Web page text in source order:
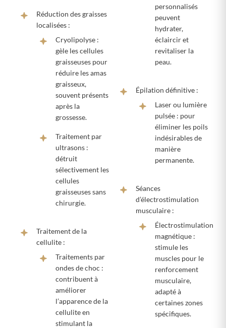
Réduction des graisses
localisées :
Cryolipolyse :
gèle les cellules
graisseuses pour
réduire les amas
graisseux,
souvent présents
après la
grossesse.
Traitement par
ultrasons :
détruit
sélectivement les
cellules
graisseuses sans
chirurgie.
Traitement de la
cellulite :
Traitements par
ondes de choc :
contribuent à
améliorer
l’apparence de la
cellulite en
stimulant la
personnalisés
peuvent
hydrater,
éclaircir et
revitaliser la
peau.
Épilation définitive :
Laser ou lumière
pulsée : pour
éliminer les poils
indésirables de
manière
permanente.
Séances
d’électrostimulation
musculaire :
Électrostimulation
magnétique :
stimule les
muscles pour le
renforcement
musculaire,
adapté à
certaines zones
spécifiques.